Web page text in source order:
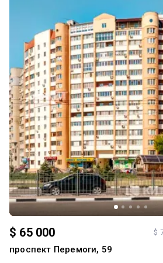
чудового місця! Ми готові відповісти на
допомогти вам зробити правильний
ви можете подивитись на нашому сайті:
объекта - RE-120030
$ 65 000 $
проспект Перемоги, 59